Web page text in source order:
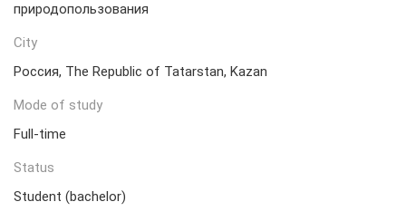
природопользования
City
Россия, The Republic of Tatarstan, Kazan
Mode of study
Full-time
Status
Student (bachelor)